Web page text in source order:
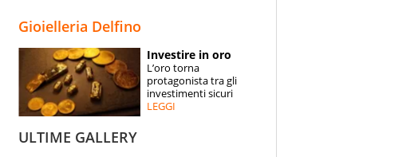
ESPERTI
CONTATTI
Gioielleria Delfino
Investire in oro
L’oro torna
protagonista tra gli
investimenti sicuri
LEGGI
ULTIME GALLERY